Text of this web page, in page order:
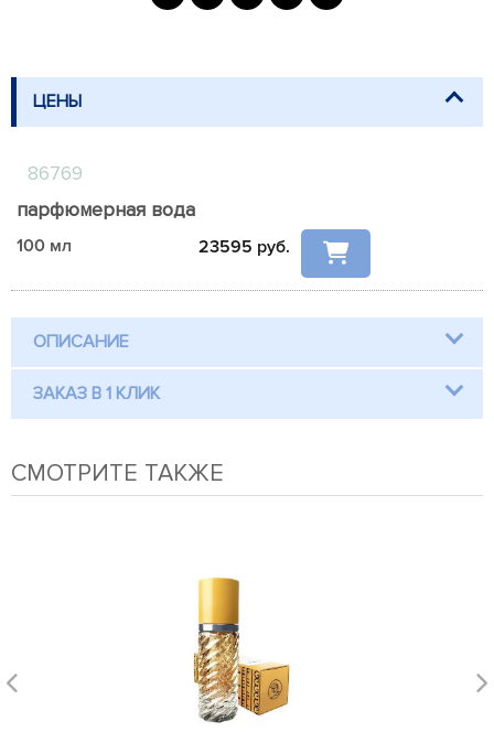
ЦЕНЫ
86769
парфюмерная вода
100 мл 23595 руб.
ОПИСАНИЕ
ЗАКАЗ В 1 КЛИК
СМОТРИТЕ ТАКЖЕ